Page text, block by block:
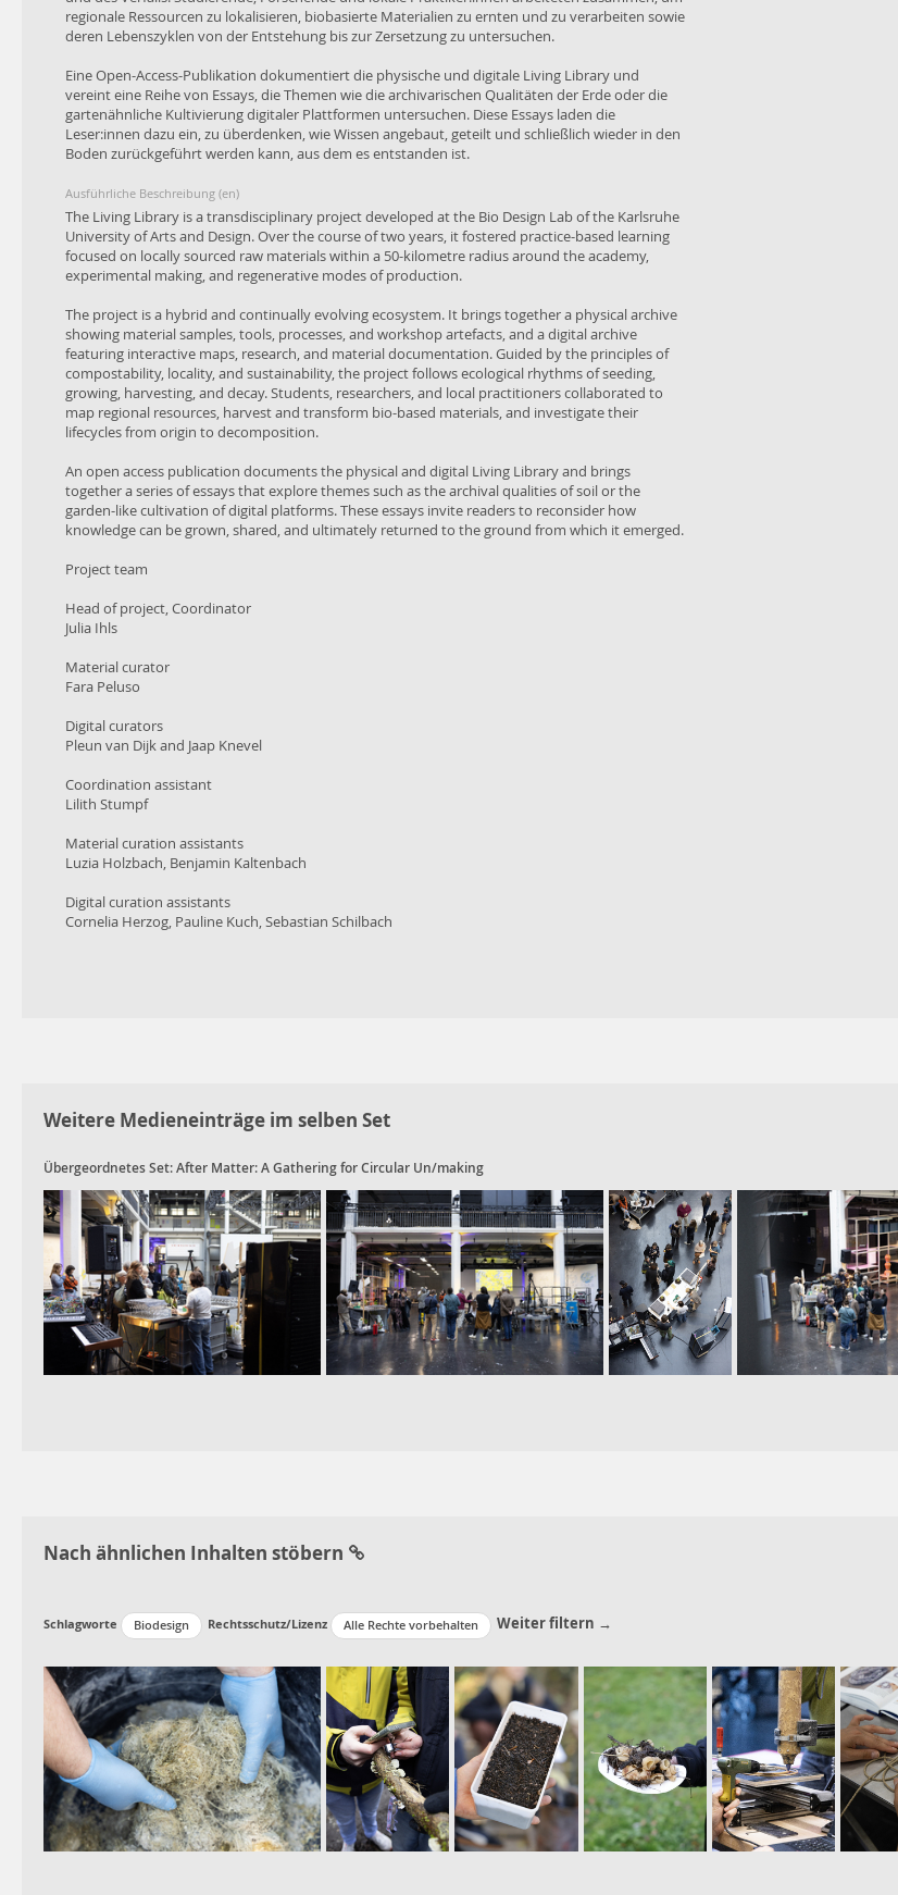
regionale Ressourcen zu lokalisieren, biobasierte Materialien zu ernten und zu verarbeiten sowie
deren Lebenszyklen von der Entstehung bis zur Zersetzung zu untersuchen.
Eine Open-Access-Publikation dokumentiert die physische und digitale Living Library und
vereint eine Reihe von Essays, die Themen wie die archivarischen Qualitäten der Erde oder die
gartenähnliche Kultivierung digitaler Plattformen untersuchen. Diese Essays laden die
Leser:innen dazu ein, zu überdenken, wie Wissen angebaut, geteilt und schließlich wieder in den
Boden zurückgeführt werden kann, aus dem es entstanden ist.
Ausführliche Beschreibung (en)
The Living Library is a transdisciplinary project developed at the Bio Design Lab of the Karlsruhe
University of Arts and Design. Over the course of two years, it fostered practice-based learning
focused on locally sourced raw materials within a 50-kilometre radius around the academy,
experimental making, and regenerative modes of production.
The project is a hybrid and continually evolving ecosystem. It brings together a physical archive
showing material samples, tools, processes, and workshop artefacts, and a digital archive
featuring interactive maps, research, and material documentation. Guided by the principles of
compostability, locality, and sustainability, the project follows ecological rhythms of seeding,
growing, harvesting, and decay. Students, researchers, and local practitioners collaborated to
map regional resources, harvest and transform bio-based materials, and investigate their
lifecycles from origin to decomposition.
An open access publication documents the physical and digital Living Library and brings
together a series of essays that explore themes such as the archival qualities of soil or the
garden-like cultivation of digital platforms. These essays invite readers to reconsider how
knowledge can be grown, shared, and ultimately returned to the ground from which it emerged.
Project team
Head of project, Coordinator
Julia Ihls
Material curator
Fara Peluso
Digital curators
Pleun van Dijk and Jaap Knevel
Coordination assistant
Lilith Stumpf
Material curation assistants
Luzia Holzbach, Benjamin Kaltenbach
Digital curation assistants
Cornelia Herzog, Pauline Kuch, Sebastian Schilbach
Weitere Medieneinträge im selben Set
Übergeordnetes Set:After Matter: A Gathering for Circular Un/making
Nach ähnlichen Inhalten stöbern
Schlagworte Biodesign Rechtsschutz/Lizenz Alle Rechte vorbehalten Weiter filtern →